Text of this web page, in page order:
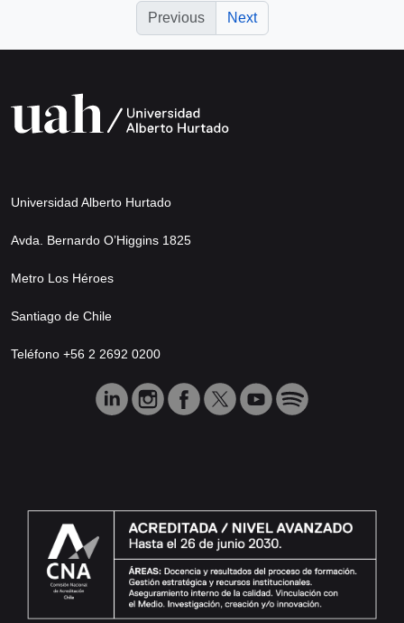
Previous Next
Universidad Alberto Hurtado
Avda. Bernardo O’Higgins 1825
Metro Los Héroes
Santiago de Chile
Teléfono +56 2 2692 0200